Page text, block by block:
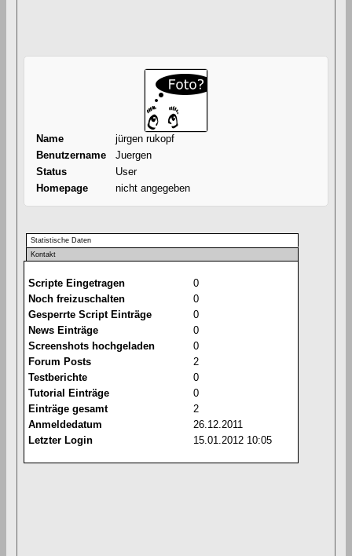
Name
jürgen rukopf
Benutzername
Juergen
Status
User
Homepage
nicht angegeben
Statistische Daten
Kontakt
Scripte Eingetragen
0
Noch freizuschalten
0
Gesperrte Script Einträge
0
News Einträge
0
Screenshots hochgeladen
0
Forum Posts
2
Testberichte
0
Tutorial Einträge
0
Einträge gesamt
2
Anmeldedatum
26.12.2011
Letzter Login
15.01.2012 10:05